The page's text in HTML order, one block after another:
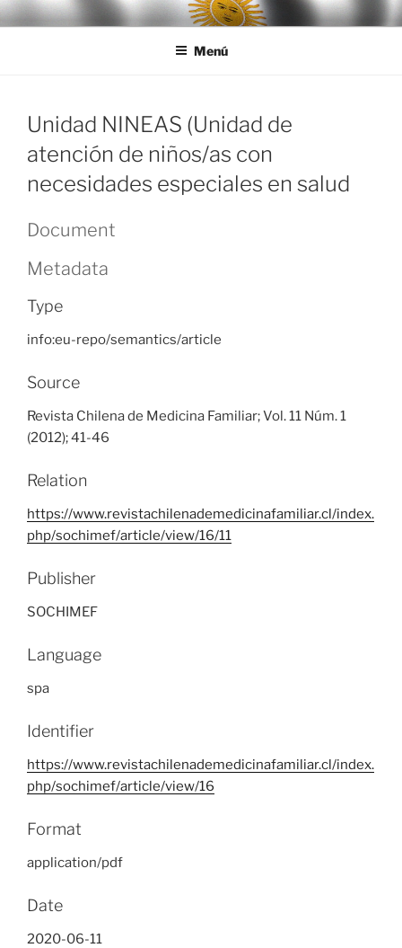
Ir
al
LEGISALUD
Menú
Unidad NINEAS (Unidad de
atención de niños/as con
necesidades especiales en salud
Document
Metadata
Type
info:eu-repo/semantics/article
Source
Revista Chilena de Medicina Familiar; Vol. 11 Núm. 1
(2012); 41-46
Relation
https://www.revistachilenademedicinafamiliar.cl/index.
php/sochimef/article/view/16/11
Publisher
SOCHIMEF
Language
spa
Identifier
https://www.revistachilenademedicinafamiliar.cl/index.
php/sochimef/article/view/16
Format
application/pdf
Date
2020-06-11